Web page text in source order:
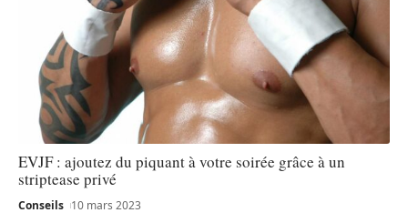
EVJF : ajoutez du piquant à votre soirée grâce à un
striptease privé
Conseils 10 mars 2023